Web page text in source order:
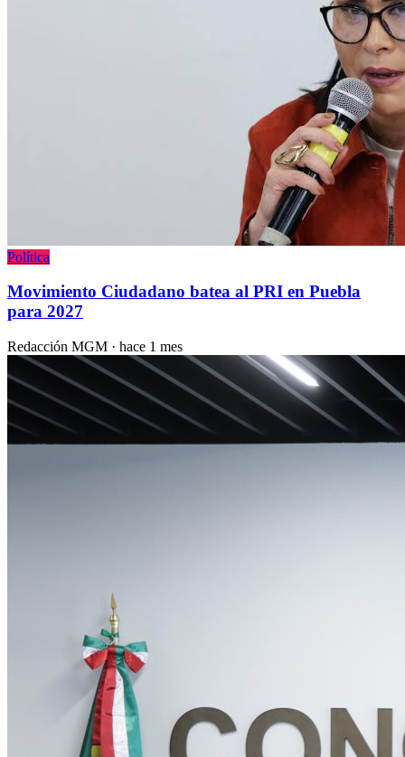
Política
Movimiento Ciudadano batea al PRI en Puebla
para 2027
Redacción MGM · hace 1 mes